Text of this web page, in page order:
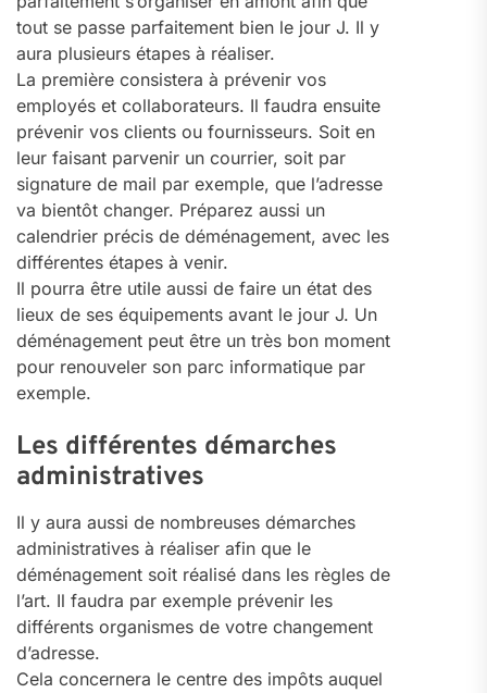
tout se passe parfaitement bien le jour J. Il y
aura plusieurs étapes à réaliser.
La première consistera à prévenir vos
employés et collaborateurs. Il faudra ensuite
prévenir vos clients ou fournisseurs. Soit en
leur faisant parvenir un courrier, soit par
signature de mail par exemple, que l’adresse
va bientôt changer. Préparez aussi un
calendrier précis de déménagement, avec les
différentes étapes à venir.
Il pourra être utile aussi de faire un état des
lieux de ses équipements avant le jour J. Un
déménagement peut être un très bon moment
pour renouveler son parc informatique par
exemple.
Les différentes démarches
administratives
Il y aura aussi de nombreuses démarches
administratives à réaliser afin que le
déménagement soit réalisé dans les règles de
l’art. Il faudra par exemple prévenir les
différents organismes de votre changement
d’adresse.
Cela concernera le centre des impôts auquel